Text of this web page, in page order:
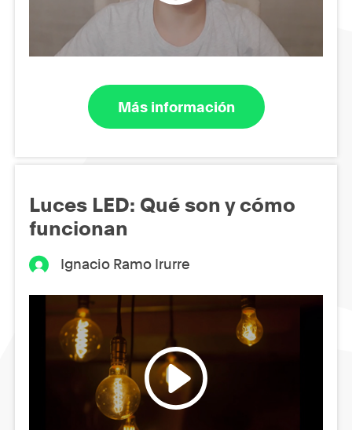
Más información
Luces LED: Qué son y cómo
funcionan
Ignacio Ramo Irurre